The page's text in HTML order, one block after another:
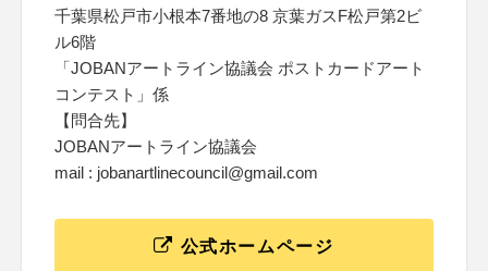
千葉県松戸市小根本7番地の8 京葉ガスF松戸第2ビ
ル6階
「JOBANアートライン協議会 ポストカードアート
コンテスト」係
【問合先】
JOBANアートライン協議会
mail : jobanartlinecouncil@gmail.com
公式ホームページ